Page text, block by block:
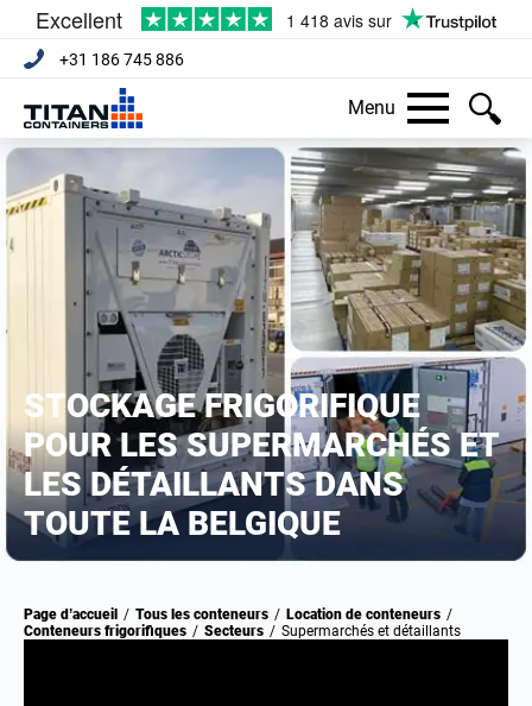
+31 186 745 886
Menu
STOCKAGE FRIGORIFIQUE
POUR LES SUPERMARCHÉS ET
LES DÉTAILLANTS DANS
TOUTE LA BELGIQUE
Page d’accueil / Tous les conteneurs / Location de conteneurs /
Conteneurs frigorifiques / Secteurs / Supermarchés et détaillants